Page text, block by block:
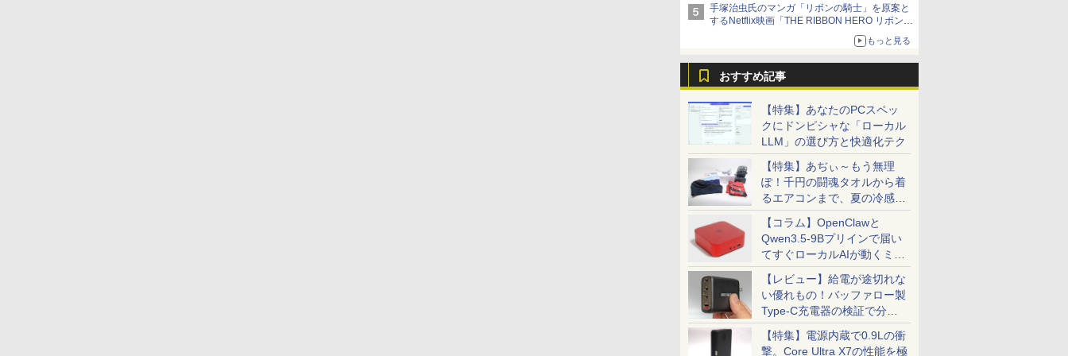
手塚治虫氏のマンガ「リボンの騎士」を原案と
するNetflix映画「THE RIBBON HERO リボンヒ
もっと見る
おすすめ記事
【特集】あなたのPCスペッ
クにドンピシャな「ローカル
LLM」の選び方と快適化テク
【特集】あぢぃ～もう無理
ぽ！千円の闘魂タオルから着
るエアコンまで、夏の冷感グ
ッズ一挙紹介
【コラム】OpenClawと
Qwen3.5-9Bプリインで届い
てすぐローカルAIが動くミニ
PC「SER9 Pro」
【レビュー】給電が途切れな
い優れもの！バッファロー製
Type-C充電器の検証で分か
ったこと
【特集】電源内蔵で0.9Lの衝
撃。Core Ultra X7の性能を極